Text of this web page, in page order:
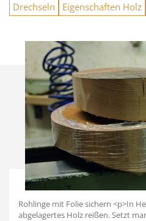
Drechseln Eigenschaften Holz
Rohlinge mit Folie sichern <p>In
abgelagertes Holz reißen. Setzt